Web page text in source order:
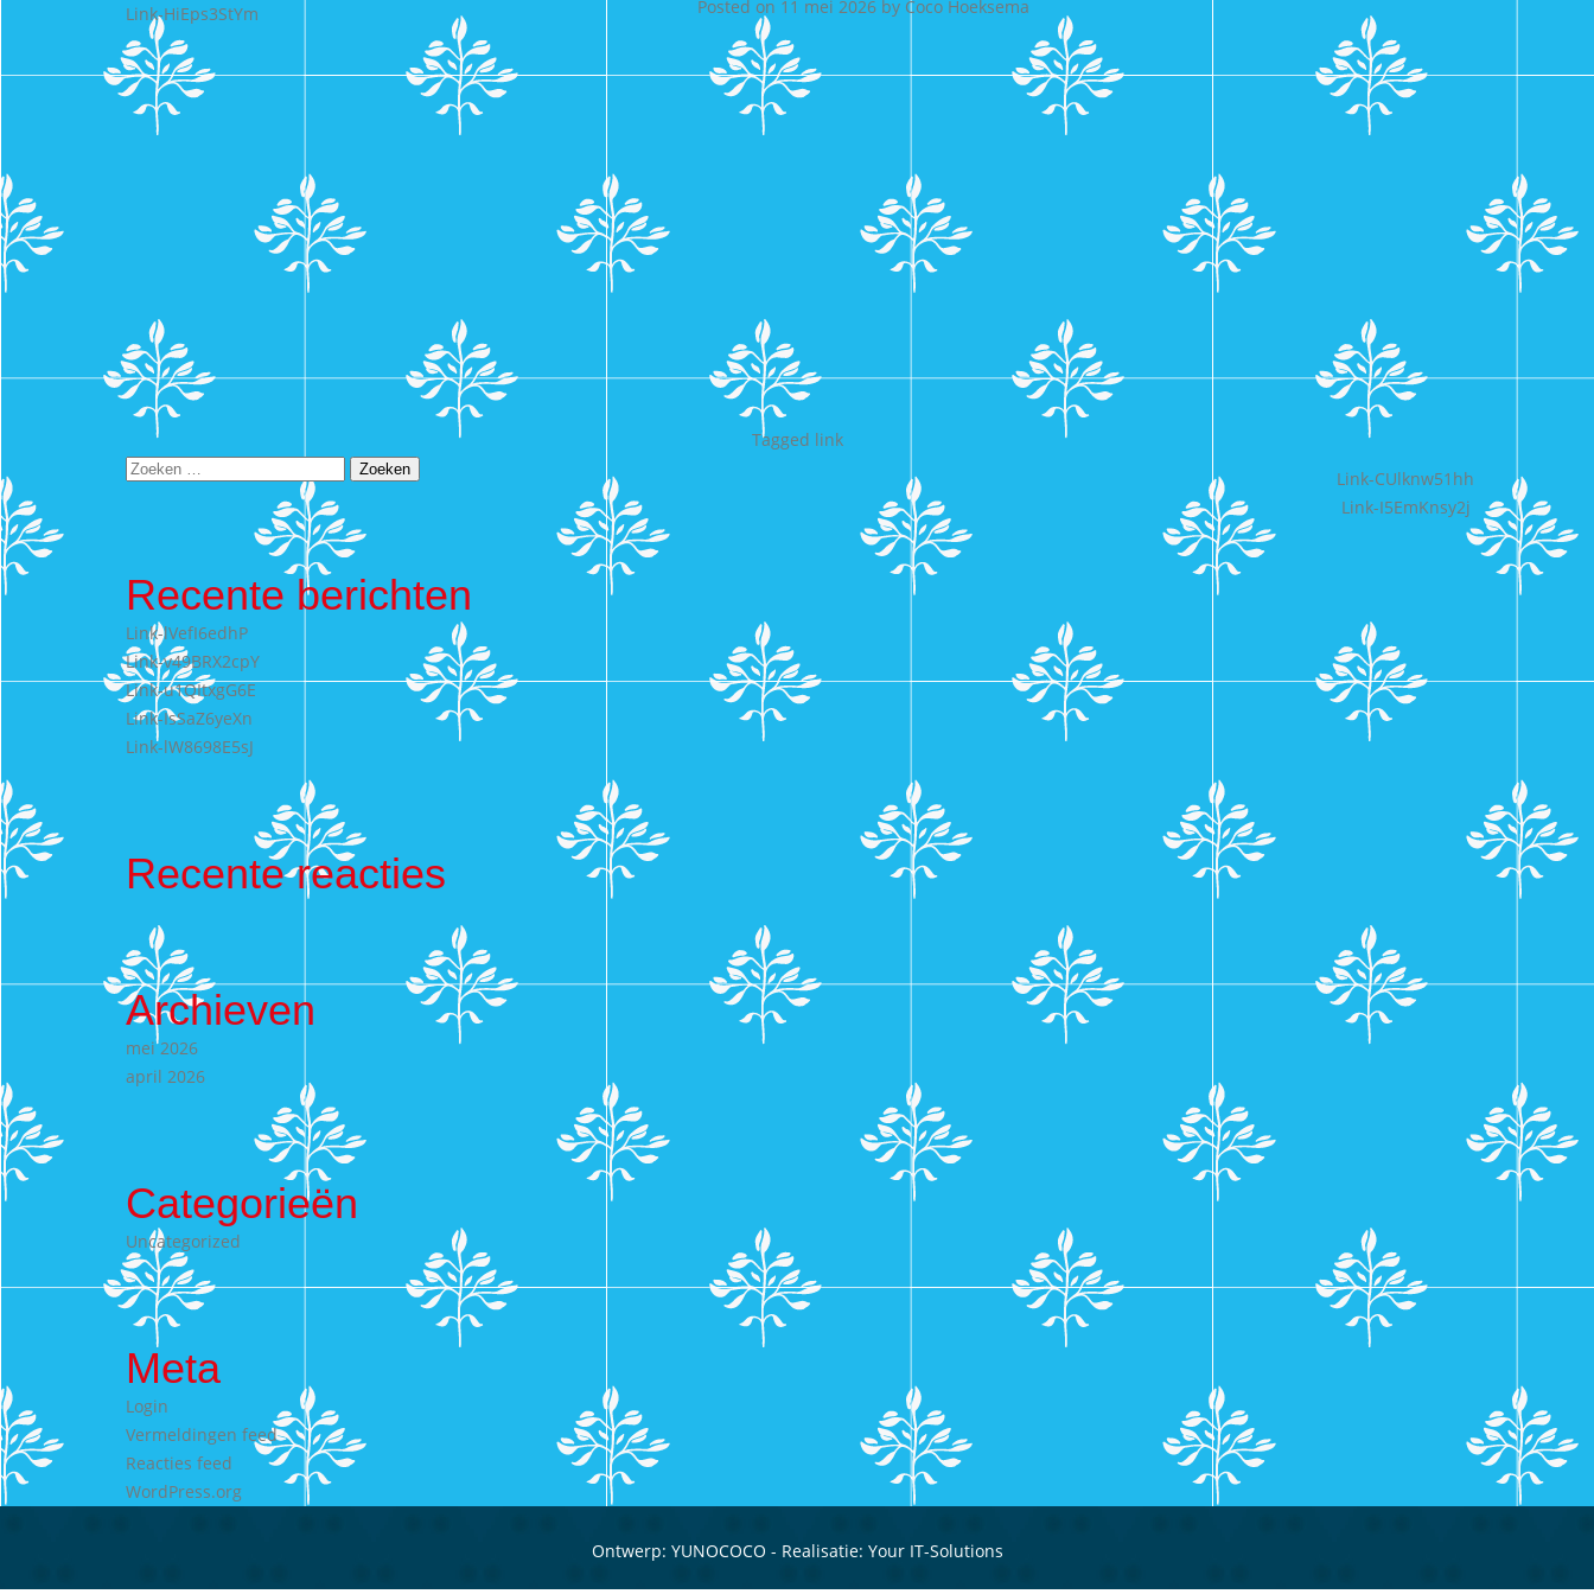
Link-HiEps3StYm Posted on 11 mei 2026 by Coco Hoeksema
Tagged link
Bericht
navigatie
Link-CUlknw51hh
Link-I5EmKnsy2j
Zoeken
Recente berichten
Link-lVefI6edhP
Link-v49BRX2cpY
Link-u1QItxgG6E
Link-IsSaZ6yeXn
Link-lW8698E5sJ
Recente reacties
Archieven
mei 2026
april 2026
Categorieën
Uncategorized
Meta
Login
Vermeldingen feed
Reacties feed
WordPress.org
Ontwerp: YUNOCOCO - Realisatie: Your IT-Solutions